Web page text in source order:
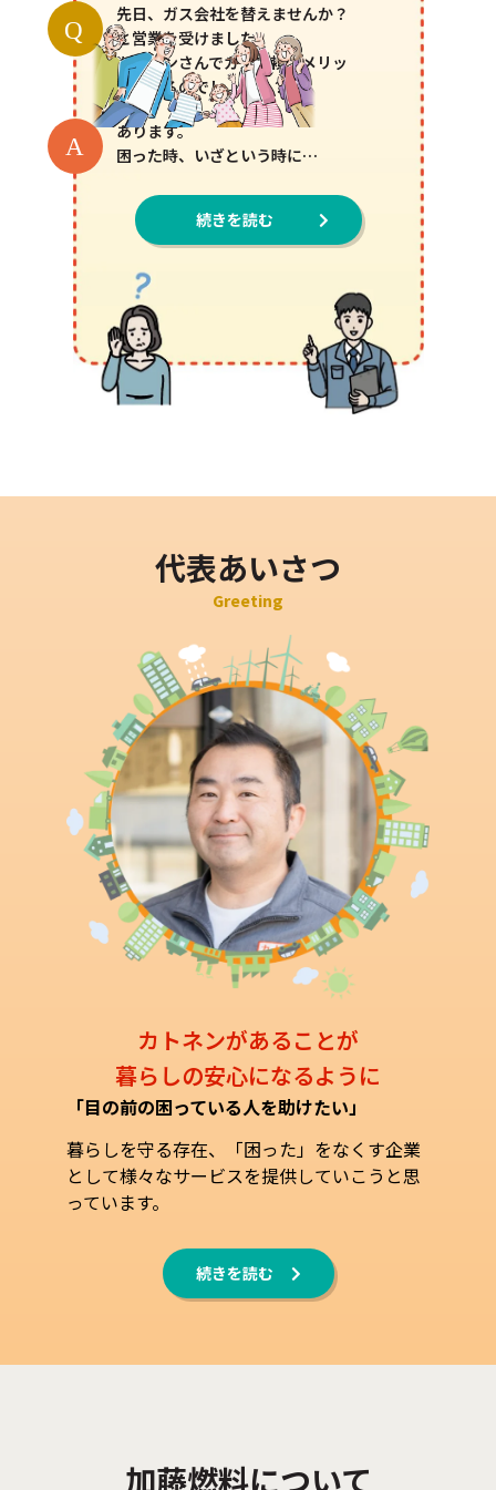
Q
先日、ガス会社を替えませんか？
と営業を受けました。
カトネンさんでガスを頼むメリッ
トはあるのでしょうか？
A
あります。
困った時、いざという時に…
続きを読む
代表あいさつ
Greeting
カトネンがあることが
暮らしの安心になるように
「目の前の困っている人を助けたい」
暮らしを守る存在、「困った」をなくす企業
として様々なサービスを提供していこうと思
っています。
続きを読む
加藤燃料について